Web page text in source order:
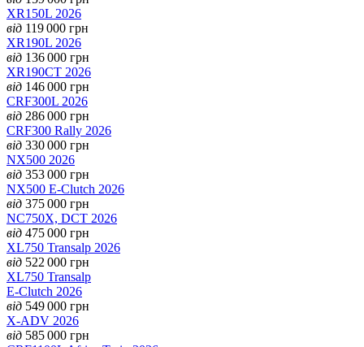
XR150L 2026
від 119 000 грн
XR190L 2026
від 136 000 грн
XR190CT 2026
від 146 000 грн
CRF300L 2026
від 286 000 грн
CRF300 Rally 2026
від 330 000 грн
NX500 2026
від 353 000 грн
NX500 E-Clutch 2026
від 375 000 грн
NC750X, DCT 2026
від 475 000 грн
XL750 Transalp 2026
від 522 000 грн
XL750 Transalp
E-Clutch 2026
від 549 000 грн
X-ADV 2026
від 585 000 грн